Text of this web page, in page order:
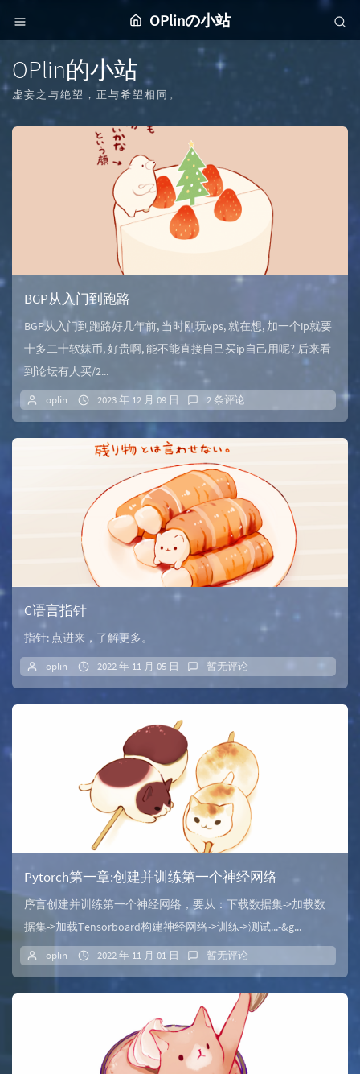
OPlinの小站
OPlin的小站
虚妄之与绝望，正与希望相同。
BGP从入门到跑路
BGP从入门到跑路好几年前, 当时刚玩vps, 就在想, 加一个ip就要
十多二十软妹币, 好贵啊, 能不能直接自己买ip自己用呢? 后来看
到论坛有人买/2...
oplin 2023 年 12 月 09 日 2 条评论
C语言指针
指针: 点进来，了解更多。
oplin 2022 年 11 月 05 日 暂无评论
Pytorch第一章:创建并训练第一个神经网络
序言创建并训练第一个神经网络，要从：下载数据集->加载数
据集->加载Tensorboard构建神经网络->训练->测试...-&g...
oplin 2022 年 11 月 01 日 暂无评论